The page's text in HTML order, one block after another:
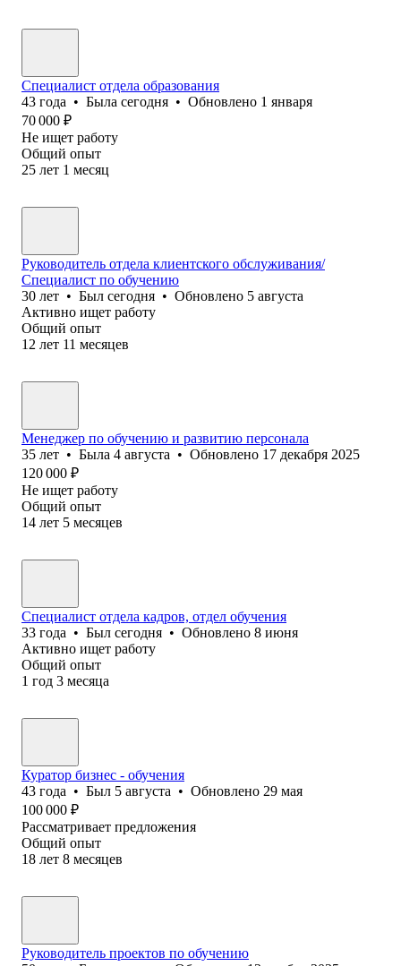
Специалист отдела образования
43 года • Была сегодня • Обновлено 1 января
70 000 ₽
Не ищет работу
Общий опыт
25 лет 1 месяц
Руководитель отдела клиентского обслуживания/
Специалист по обучению
30 лет • Был сегодня • Обновлено 5 августа
Активно ищет работу
Общий опыт
12 лет 11 месяцев
Менеджер по обучению и развитию персонала
35 лет • Была 4 августа • Обновлено 17 декабря 2025
120 000 ₽
Не ищет работу
Общий опыт
14 лет 5 месяцев
Специалист отдела кадров, отдел обучения
33 года • Был сегодня • Обновлено 8 июня
Активно ищет работу
Общий опыт
1 год 3 месяца
Куратор бизнес - обучения
43 года • Был 5 августа • Обновлено 29 мая
100 000 ₽
Рассматривает предложения
Общий опыт
18 лет 8 месяцев
Руководитель проектов по обучению